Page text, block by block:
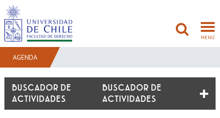
MENÚ
FACULTAD
PREGRADO
AGENDA
BUSCADOR DE
ACTIVIDADES